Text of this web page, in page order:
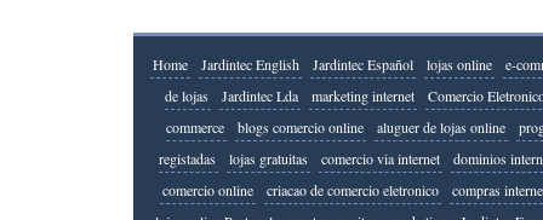
Home Jardintec English Jardintec Español lojas online
e-
de lojas
Jardintec Lda marketing internet
Comercio
commerce
blogs comercio online aluguer de lojas online
registadas
lojas gratuitas comercio via internet
dominios
comercio online
criacao de comercio eletronico
compras